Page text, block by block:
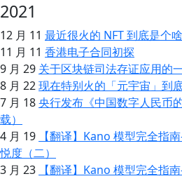
2021
12 月 11 最近很火的 NFT 到底是个啥
11 月 11 香港电子合同初探
9 月 29 关于区块链司法存证应用的
8 月 22现在特别火的「元宇宙」到
7 月 18央行发布《中国数字人民币
载）
4 月 19
【翻译】Kano 模型完全指
悦度（二）
3 月 23
【翻译】Kano 模型完全指